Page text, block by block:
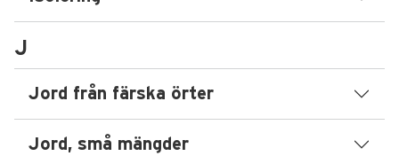
J
Jord från färska örter
Jord, små mängder